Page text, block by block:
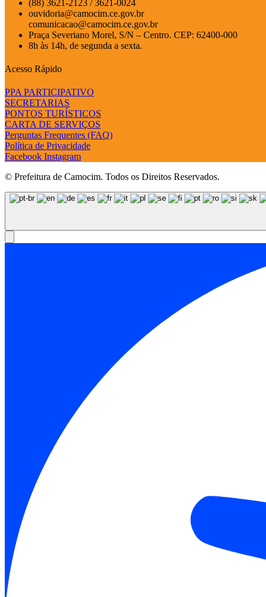
(88) 3621-2123 / 3621-0024
ouvidoria@camocim.ce.gov.br
comunicacao@camocim.ce.gov.br
Praça Severiano Morel, S/N – Centro. CEP: 62400-000
8h às 14h, de segunda a sexta.
Acesso Rápido
PPA PARTICIPATIVO
SECRETARIAS
PONTOS TURÍSTICOS
CARTA DE SERVIÇOS
Perguntas Frequentes (FAQ)
Política de Privacidade
Facebook Instagram
© Prefeitura de Camocim. Todos os Direitos Reservados.